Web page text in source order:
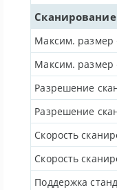
Сканирование
Максим. размер
Максим. размер
Разрешение
Разрешение
Скорость
Скорость
Поддержка